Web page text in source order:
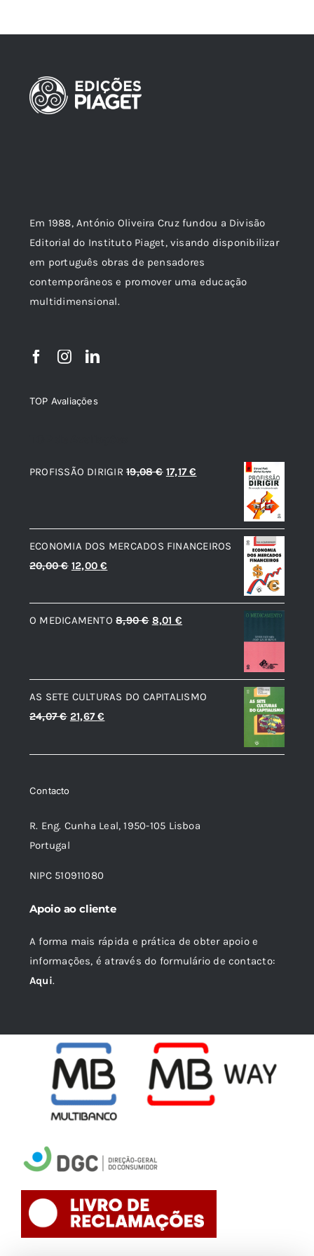
Em 1988, António Oliveira Cruz fundou a Divisão
Editorial do Instituto Piaget, visando disponibilizar
em português obras de pensadores
contemporâneos e promover uma educação
multidimensional.
TOP Avaliações
PROFISSÃO DIRIGIR 19,08€ O
era:
19,08 €.
17,17€
é:
17,17 €.
ECONOMIA DOS MERCADOS FINANCEIROS
20,00€ O
original
era:
12,00€
atual
é:
O MEDICAMENTO 8,90€ O
era:
8,90 €.
8,01 €
é:
8,01 €.
AS SETE CULTURAS DO CAPITALISMO
24,07€ O
original
24,07 €.
21,67€
atual
Contacto
R. Eng. Cunha Leal, 1950-105 Lisboa
Portugal
NIPC 510911080
Apoio ao cliente
A forma mais rápida e prática de obter apoio e
informações, é através do formulário de contacto:
Aqui.